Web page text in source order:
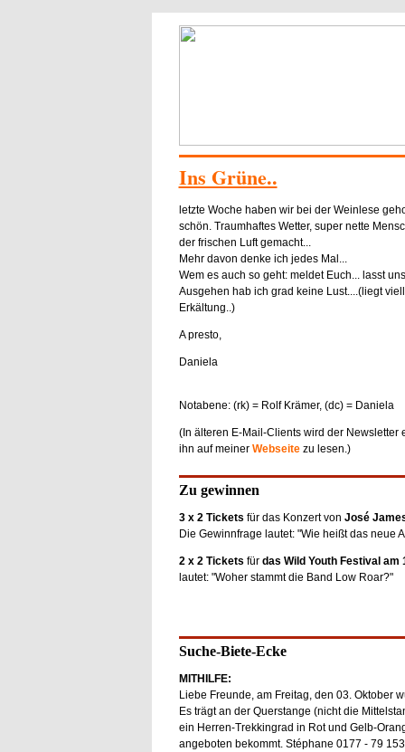
Ins Grüne..
letzte Woche haben wir bei der Weinlese
schön. Traumhaftes Wetter, super nette
der frischen Luft gemacht...
Mehr davon denke ich jedes Mal...
Wem es auch so geht: meldet Euch... lasst
Ausgehen hab ich grad keine Lust....(liegt
Erkältung..)
A presto,
Daniela
Notabene: (rk) = Rolf Krämer, (dc) = Daniela
(In älteren E-Mail-Clients wird der
ihn auf meiner Webseite zu lesen.)
Zu gewinnen
3 x 2 Tickets für das Konzert von José
Die Gewinnfrage lautet: "Wie heißt das neue
2 x 2 Tickets für das Wild Youth Festival am
lautet: "Woher stammt die Band Low Roar?"
Suche-Biete-Ecke
MITHILFE:
Liebe Freunde, am Freitag, den 03. Oktober
Es trägt an der Querstange (nicht die
ein Herren-Trekkingrad in Rot und Gelb-
angeboten bekommt. Stéphane 0177 - 79